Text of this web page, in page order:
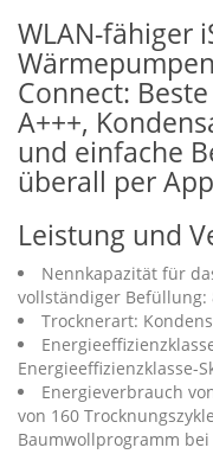
WLAN-fähiger
Connect:
A+++,
und einfache
überall per
Leistung und
Nennkapazität für
vollständiger Befüllung:
Trocknerart:
Energieeffizienzklasse-
Energieverbrauch
von 160
Baumwollprogramm